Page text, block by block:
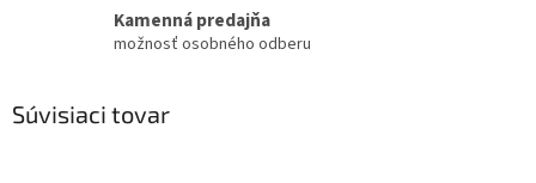
Kamenná predajňa
možnosť osobného odberu
Súvisiaci tovar